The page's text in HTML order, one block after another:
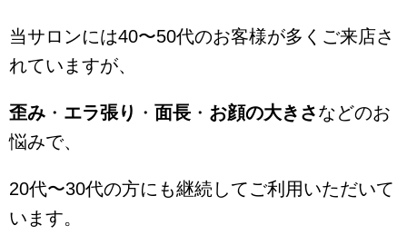
当サロンには40〜50代のお客様が多くご来店さ
れていますが、
歪み ・ エラ張り ・ 面長 ・ お顔の大きさなどのお
悩みで、
20代〜30代の方にも継続してご利用いただいて
います。